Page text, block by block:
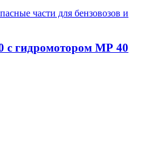
части для бензовозов и
гидромотором МР 40